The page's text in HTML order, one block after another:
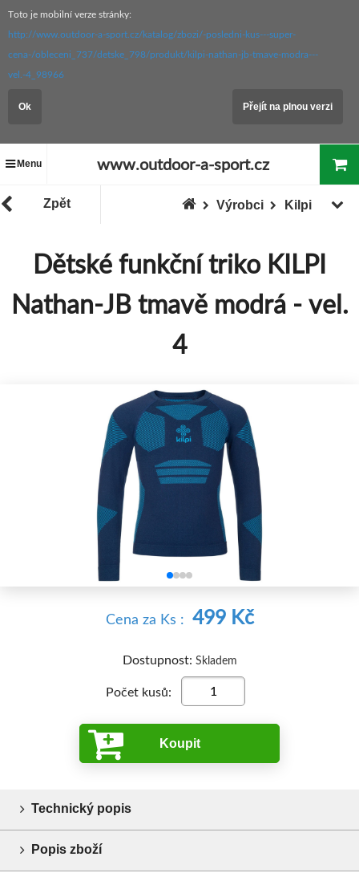
Toto je mobilní verze stránky:
http://www.outdoor-a-sport.cz/katalog/zbozi/-posledni-kus---super-
cena-/obleceni_737/detske_798/produkt/kilpi-nathan-jb-tmave-modra---
vel.-4_98966
Ok Přejít na plnou verzi
Menu www.outdoor-a-sport.cz
Zpět Kilpi
Výrobci
Dětské funkční triko KILPI
Nathan-JB tmavě modrá - vel.
4
Cena za Ks : 499 Kč
Dostupnost: Skladem
Počet kusů:
Koupit
Technický popis
Popis zboží